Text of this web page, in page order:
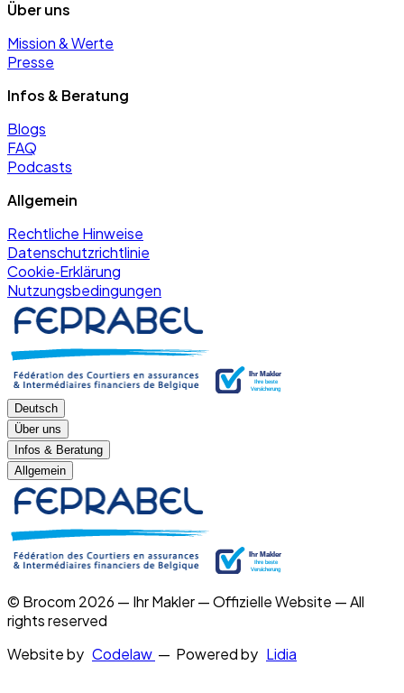
Über uns
Mission & Werte
Presse
Infos & Beratung
Blogs
FAQ
Podcasts
Allgemein
Rechtliche Hinweise
Datenschutzrichtlinie
Cookie‑Erklärung
Nutzungsbedingungen
Deutsch
Über uns
Infos & Beratung
Allgemein
© Brocom 2026 — Ihr Makler — Offizielle Website — All
rights reserved
Website by Codelaw — Powered by Lidia